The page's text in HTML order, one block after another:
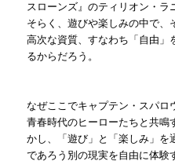
スローンズ』のティリオン・
そらく、遊びや楽しみの中で、
高次な資質、すなわち「自由
るからだろう。
なぜここでキャプテン・スパ
青春時代のヒーローたちと共鳴
かし、「遊び」と「楽しみ」を
であろう別の現実を自由に体験